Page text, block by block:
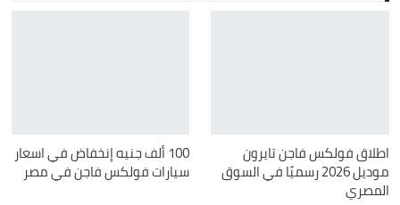
اطلاق فولكس فاجن تايرون
موديل 2026 رسميًا في السوق
المصري
100 ألف جنيه إنخفاض في اسعار
سيارات فولكس فاجن في مصر